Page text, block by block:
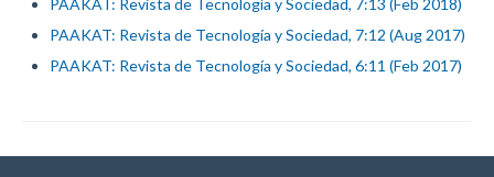
PAAKAT: Revista de Tecnología y Sociedad, 7:12 (Aug 2017)
PAAKAT: Revista de Tecnología y Sociedad, 6:11 (Feb 2017)